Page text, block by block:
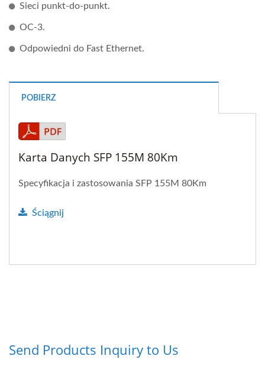
Sieci punkt-do-punkt.
OC-3.
Odpowiedni do Fast Ethernet.
POBIERZ
Karta Danych SFP 155M 80Km
Specyfikacja i zastosowania SFP 155M 80Km
Ściągnij